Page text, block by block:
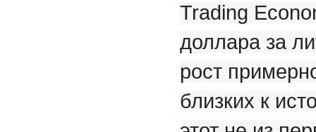
Trading
доллара за
рост
близких к